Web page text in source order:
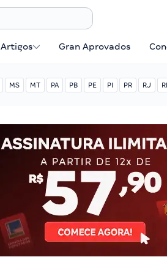
Artigos Gran Aprovados
MS MT PA PB PE PI PR RJ